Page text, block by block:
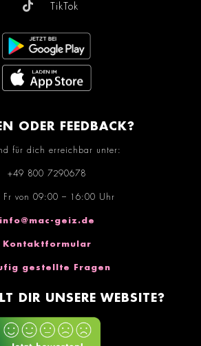
TikTok
ODER FEEDBACK?
für dich erreichbar unter:
+49 800 7290678
Fr von 09:00 – 16:00 Uhr
info@mac-geiz.de
Kontaktformular
gestellte Fragen
DIR UNSERE WEBSITE?